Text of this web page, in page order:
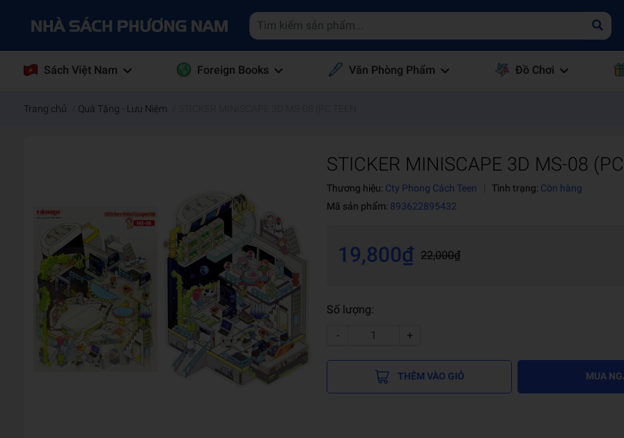
Sách Việt Nam Foreign Books Văn Phòng Phẩm Đồ Chơi
Trang chủ Quà Tặng - Lưu Niệm
STICKER MINISCAPE 3D MS-08
Thương hiệu: Cty Phong Cách Teen Tình trạng: Còn hàng
Mã sản phẩm: 893622895432
19,800₫ 22,000₫
Số lượng:
-
+
THÊM VÀO GIỎ MUA